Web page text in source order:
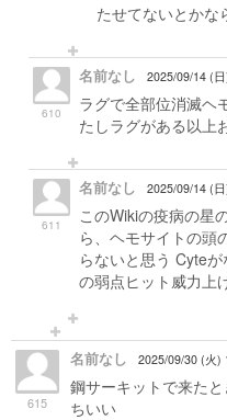
たせてないとかな
610
名前なし 2025/09/14 (
ラグで全部位消滅ヘ
たしラグがある以上
611
名前なし 2025/09/14 (
このWikiの疫病の星
ら、ヘモサイトの頭
らないと思う Cyte
の弱点ヒット威力上
615
名前なし 2025/09/30 (火)
鋼サーキットで来た
ちいい